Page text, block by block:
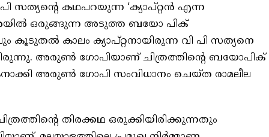
സത്യന്റെ കഥപറയുന്ന ‘ക്യാപ്റ്റൻ എന്ന
ഒരുങ്ങുന്ന അടുത്ത ബയോ പിക്
കൂടുതൽ കാലം ക്യാപ്റ്റനായിരുന്ന വി പി സത്യനെ
അരുൺ ഗോപിയാണ് ചിത്രത്തിന്റെ ബയോപിക്
അരുൺ ഗോപി സംവിധാനം ചെയ്ത രാമലീല
തിരക്കഥ ഒരുക്കിയിരിക്കുന്നതും